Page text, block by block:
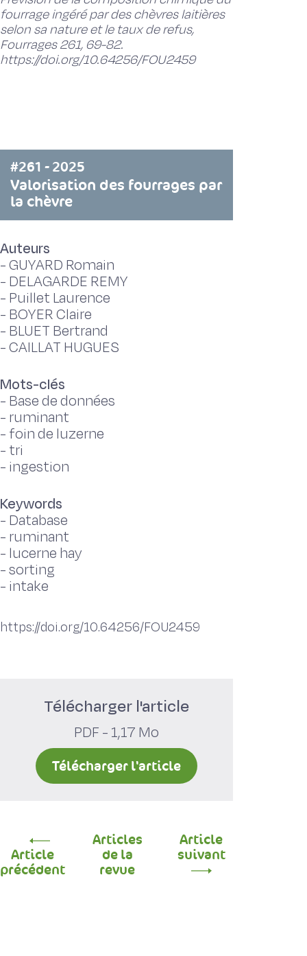
fourrage ingéré par des chèvres laitières
selon sa nature et le taux de refus,
Fourrages 261, 69-82.
https://doi.org/10.64256/FOU2459
#261 - 2025
Valorisation des fourrages par
la chèvre
Auteurs
-GUYARD Romain
- DELAGARDE REMY
- Puillet Laurence
- BOYER Claire
- BLUET Bertrand
-CAILLAT HUGUES
Mots-clés
- Base de données
- ruminant
- foin de luzerne
- tri
- ingestion
Keywords
- Database
- ruminant
- lucerne hay
-sorting
- intake
https://doi.org/10.64256/FOU2459
Télécharger l'article
PDF - 1,17 Mo
Télécharger l'article
Article
précédent
Articles
de la
revue
Article
suivant